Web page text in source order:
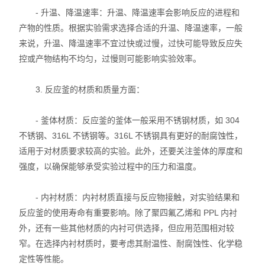
仪器、真空推车
火焰光度计
双层玻璃反应釜
高压反应釜
冷冻干燥机
玻璃分液器、过滤装置
智能恒温油浴（水浴）锅
旋转蒸发仪
- 升温、降温速率：升温、降温速率会影响反应的进程和
产物的性质。根据实验需求选择合适的升温、降温速率，一般
来说，升温、降温速率不宜过快或过慢，过快可能导致反应失
控或产物结构不均匀，过慢则可能影响实验效率。
3. 反应釜的材质和质量方面：
- 釜体材质：反应釜的釜体一般采用不锈钢材质，如 304
不锈钢、316L 不锈钢等。316L 不锈钢具有更好的耐腐蚀性，
适用于对材质要求较高的实验。此外，还要关注釜体的厚度和
强度，以确保能够承受实验过程中的压力和温度。
- 内衬材质：内衬材质直接与反应物接触，对实验结果和
反应釜的使用寿命有重要影响。除了聚四氟乙烯和 PPL 内衬
外，还有一些其他材质的内衬可供选择，但应用范围相对较
窄。在选择内衬材质时，要考虑其耐温性、耐腐蚀性、化学稳
定性等性能。